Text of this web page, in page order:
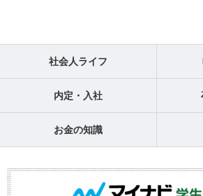
社会人ライフ
内定・入社
お金の知識